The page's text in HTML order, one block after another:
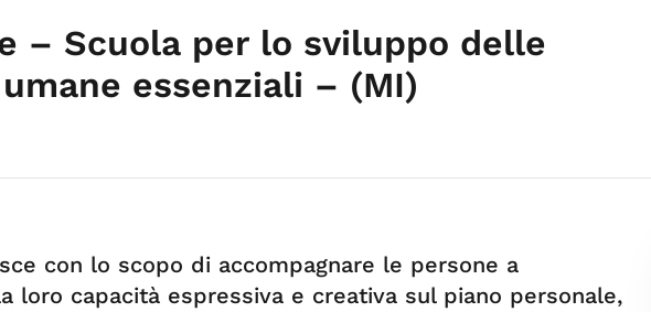
– Scuola per lo sviluppo delle
essenziali – (MI)
con lo scopo di accompagnare le persone a
loro capacità espressiva e creativa sul piano personale,